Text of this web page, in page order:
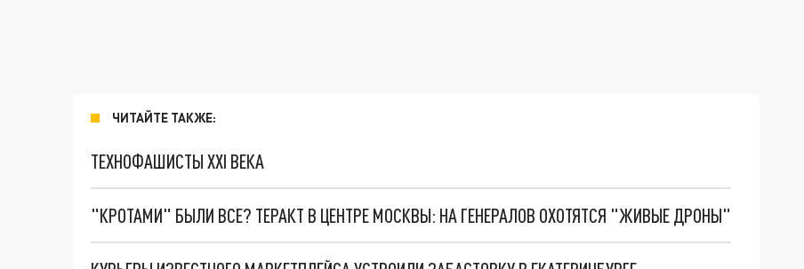
ЧИТАЙТЕ ТАКЖЕ:
ТЕХНОФАШИСТЫ XXI ВЕКА
"КРОТАМИ" БЫЛИ ВСЕ? ТЕРАКТ В ЦЕНТРЕ МОСКВЫ: НА ГЕНЕРАЛОВ ОХОТЯТСЯ "ЖИВЫЕ ДРОНЫ"